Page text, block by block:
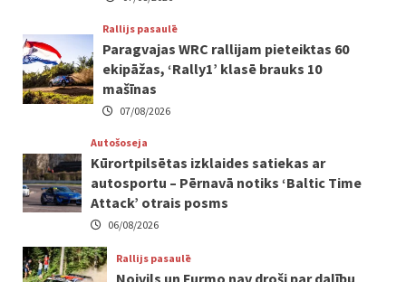
Rallijs pasaulē
Paragvajas WRC rallijam pieteiktas 60
ekipāžas, ‘Rally1’ klasē brauks 10
mašīnas
07/08/2026
Autošoseja
Kūrortpilsētas izklaides satiekas ar
autosportu – Pērnavā notiks ‘Baltic Time
Attack’ otrais posms
06/08/2026
Rallijs pasaulē